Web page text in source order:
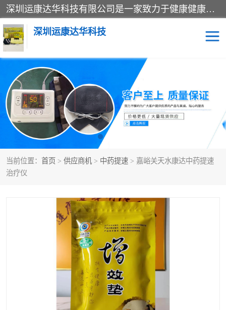
深圳运康达华科技有限公司是一家致力于健康健康产业的现代化企业，已经走过了15个春秋，开创了中医外用发展的新未来，是专业从事中医医疗仪器的研发、生产、销售、服务为一体的子公司，在医疗器械的设计、开发和生产方面率先引进国际先进技术和好的科技人员，先后开发出了场效应治疗仪、多功能治疗仪、颈椎治疗仪、腰椎治疗仪、增效垫等多个系列。
深圳运康达华科技
当前位置： 首页 > 供应商机 > 中药提速 > 嘉峪关天水康达中药提速
治疗仪
多功能治疗仪 中药提速
中低频治疗仪 脉冲治疗仪
**腺治疗仪